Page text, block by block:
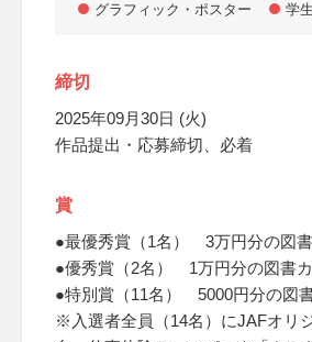
グラフィック・ポスター 学
締切
2025年09月30日 (火)
作品提出・応募締切、必着
賞
●最優秀賞（1名） 3万円分の図
●優秀賞（2名） 1万円分の図書
●特別賞（11名） 5000円分の図
※入選者全員（14名）にJAFオリ